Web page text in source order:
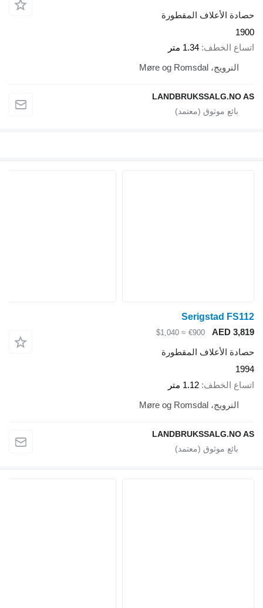
حصادة الأعلاف المقطورة
1900
اتساع الخطف 1.34 متر
النرويج، Møre og Romsdal
LANDBRUKSSALG.NO AS
Serigstad FS112
AED 3,819
€900
≈ $1,040
حصادة الأعلاف المقطورة
1994
اتساع الخطف 1.12 متر
النرويج، Møre og Romsdal
LANDBRUKSSALG.NO AS